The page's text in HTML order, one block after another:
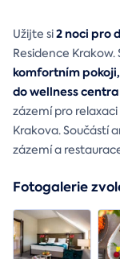
Užijte si2 noci pro
Residence
komfortním
do wellness
zázemí pro
Krakova. Součástí
zázemí a
Fotogalerie